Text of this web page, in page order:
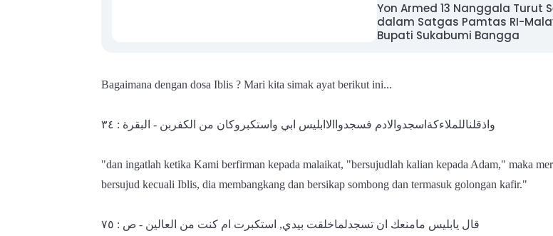
Yon Armed 13 Nanggala Turut
dalam Satgas Pamtas RI-
Bupati Sukabumi Bangga
Bagaimana dengan dosa Iblis ? Mari kita simak ayat berikut ini...
واذقلناللملاءكة​اسجدوالادم فسجدواالاابليس ابي واستكبروكان من الكفربن - البقرة : ٣٤
"dan ingatlah ketika Kami berfirman kepada malaikat, "bersujudlah kalian kepada Adam," maka
bersujud kecuali Iblis, dia membangkang dan bersikap sombong dan termasuk golongan kafir."
قال يابليس مامنعك ان تسجدلماخلقت بيدي, استكبرت ام كنت من العالين - ص : ٧٥